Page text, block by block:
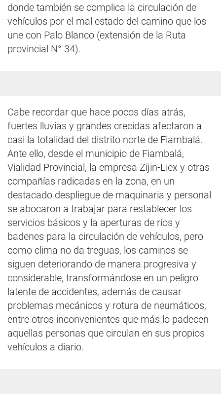
donde también se complica la circulación de
vehículos por el mal estado del camino que los
une con Palo Blanco (extensión de la Ruta
provincial N° 34).
Cabe recordar que hace pocos días atrás,
fuertes lluvias y grandes crecidas afectaron a
casi la totalidad del distrito norte de Fiambalá.
Ante ello, desde el municipio de Fiambalá,
Vialidad Provincial, la empresa Zijin-Liex y otras
compañías radicadas en la zona, en un
destacado despliegue de maquinaria y personal
se abocaron a trabajar para restablecer los
servicios básicos y la aperturas de ríos y
badenes para la circulación de vehículos, pero
como clima no da treguas, los caminos se
siguen deteriorando de manera progresiva y
considerable, transformándose en un peligro
latente de accidentes, además de causar
problemas mecánicos y rotura de neumáticos,
entre otros inconvenientes que más lo padecen
aquellas personas que circulan en sus propios
vehículos a diario.